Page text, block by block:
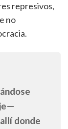
represivos,
no
donde